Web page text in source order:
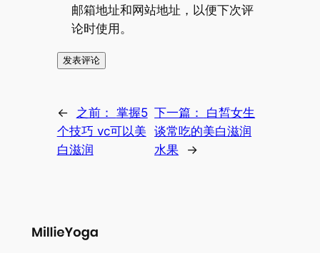
邮箱地址和网站地址，以便下次评
论时使用。
← 之前： 掌握5
个技巧 vc可以美
白滋润
下一篇：
白皙女生
谈常吃的美白滋润
水果
→